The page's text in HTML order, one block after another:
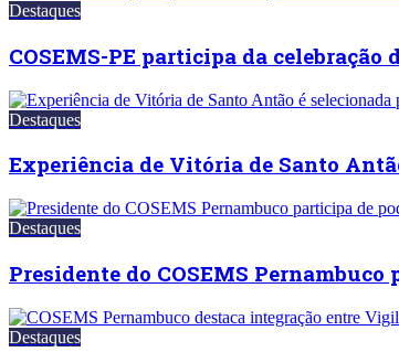
Destaques
COSEMS-PE participa da celebração
Destaques
Experiência de Vitória de Santo
Destaques
Presidente do COSEMS
Destaques